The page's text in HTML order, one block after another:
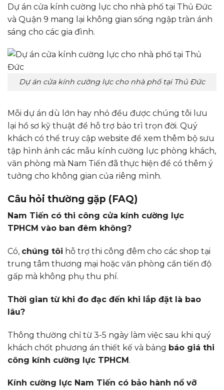
Dự án cửa kính cường lực cho nhà phố tại Thủ Đức
và Quận 9 mang lại không gian sống ngập tràn ánh
sáng cho các gia đình.
Dự án cửa kính cường lực cho nhà phố tại Thủ Đức
Mỗi dự án dù lớn hay nhỏ đều được chúng tôi lưu
lại hồ sơ kỹ thuật để hỗ trợ bảo trì trọn đời. Quý
khách có thể truy cập website để xem thêm bộ sưu
tập hình ảnh các mẫu kính cường lực phòng khách,
văn phòng mà Nam Tiến đã thực hiện để có thêm ý
tưởng cho không gian của riêng mình.
Câu hỏi thường gặp (FAQ)
Nam Tiến có thi công cửa kính cường lực
TPHCM vào ban đêm không?
Có, chúng tôi hỗ trợ thi công đêm cho các shop tại
trung tâm thương mại hoặc văn phòng cần tiến độ
gấp mà không phụ thu phí.
Thời gian từ khi đo đạc đến khi lắp đặt là bao
lâu?
Thông thường chỉ từ 3-5 ngày làm việc sau khi quý
khách chốt phương án thiết kế và bảng báo giá thi
công kính cường lực TPHCM.
Kính cường lực Nam Tiến có bảo hành nổ vỡ